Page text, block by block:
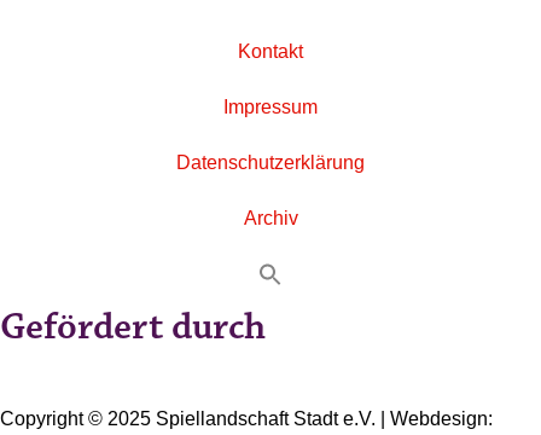
Kontakt
Impressum
Datenschutzerklärung
Archiv
Gefördert durch
Copyright © 2025 Spiellandschaft Stadt e.V. | Webdesign: